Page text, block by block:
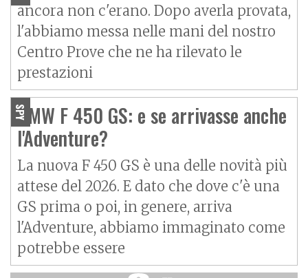
ancora non c'erano. Dopo averla provata,
l'abbiamo messa nelle mani del nostro
Centro Prove che ne ha rilevato le
prestazioni
SPY
BMW F 450 GS: e se arrivasse anche
l'Adventure?
La nuova F 450 GS è una delle novità più
attese del 2026. E dato che dove c'è una
GS prima o poi, in genere, arriva
l'Adventure, abbiamo immaginato come
potrebbe essere